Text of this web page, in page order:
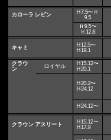
カローラ レビン
H7.5〜Ｈ
9.5
Ｈ9.5〜
Ｈ12.8
キャミ
H12.5〜
H18.1
クラウ
ン
ロイヤル
H15.12〜
H20.1
H20.2〜
H24.12
H24.12〜
クラウン アスリート
H15.12〜
H17.9